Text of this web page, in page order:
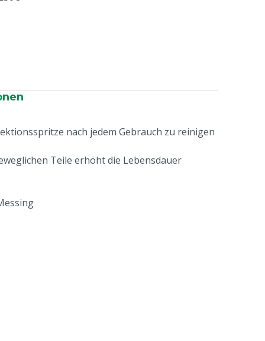
nach jedem Gebrauch zu reinigen
Teile erhöht die Lebensdauer